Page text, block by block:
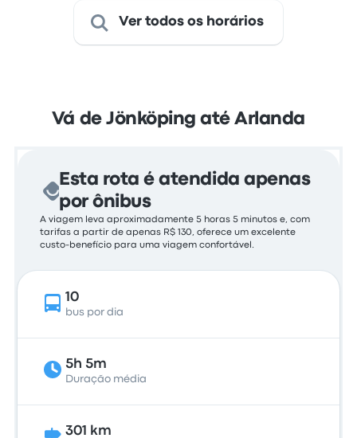
Ver todos os horários
Vá de Jönköping até Arlanda
Esta rota é atendida apenas
por ônibus
A viagem leva aproximadamente 5 horas 5 minutos e, com
tarifas a partir de apenas R$ 130, oferece um excelente
custo-benefício para uma viagem confortável.
10
bus por dia
5h 5m
Duração média
301 km